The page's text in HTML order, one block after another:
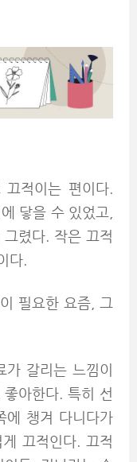
끄적이는 편이다.
닿을 수 있었고,
렸다. 작은 끄적
다.
필요한 요즘, 그
갈리는 느낌이
아한다. 특히 선
에 챙겨 다니다가
끄적인다. 끄적